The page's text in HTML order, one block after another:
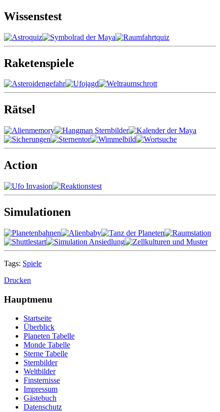
Wissenstest
Raketenspiele
Rätsel
Action
Simulationen
Tags: Spiele
Drucken
Hauptmenu
Startseite
Überblick
Planeten Tabelle
Monde Tabelle
Sterne Tabelle
Sternbilder
Weltbilder
Finsternisse
Impressum
Gästebuch
Datenschutz